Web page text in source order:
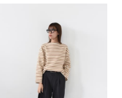
予約商品